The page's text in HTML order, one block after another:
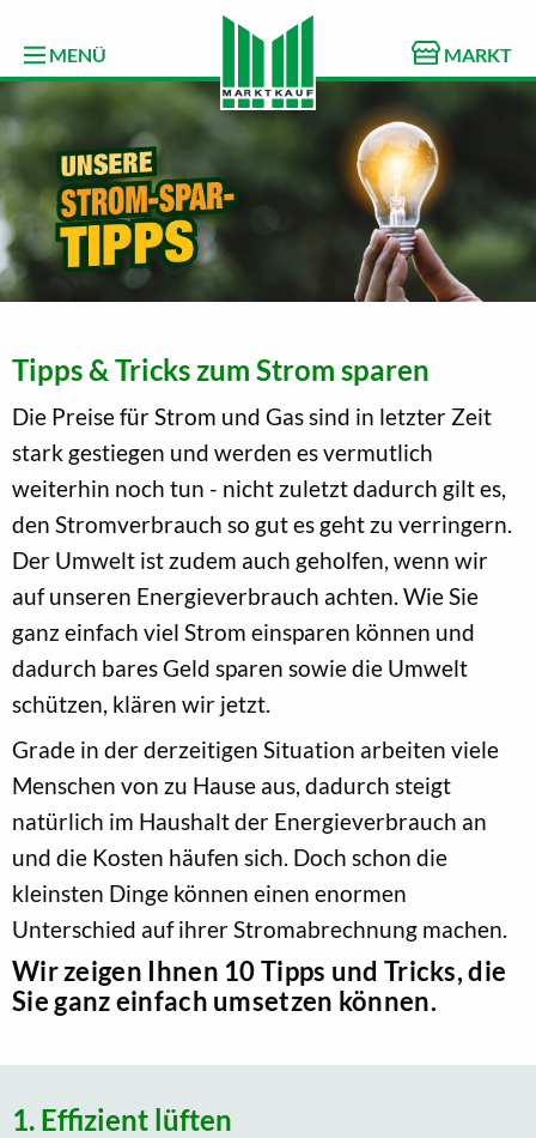
MENÜ MARKT
Tipps & Tricks zum Strom sparen
Die Preise für Strom und Gas sind in letzter Zeit
stark gestiegen und werden es vermutlich
weiterhin noch tun - nicht zuletzt dadurch gilt es,
den Stromverbrauch so gut es geht zu verringern.
Der Umwelt ist zudem auch geholfen, wenn wir
auf unseren Energieverbrauch achten. Wie Sie
ganz einfach viel Strom einsparen können und
dadurch bares Geld sparen sowie die Umwelt
schützen, klären wir jetzt.
Grade in der derzeitigen Situation arbeiten viele
Menschen von zu Hause aus, dadurch steigt
natürlich im Haushalt der Energieverbrauch an
und die Kosten häufen sich. Doch schon die
kleinsten Dinge können einen enormen
Unterschied auf ihrer Stromabrechnung machen.
Wir zeigen Ihnen 10 Tipps und Tricks, die
Sie ganz einfach umsetzen können.
1. Effizient lüften